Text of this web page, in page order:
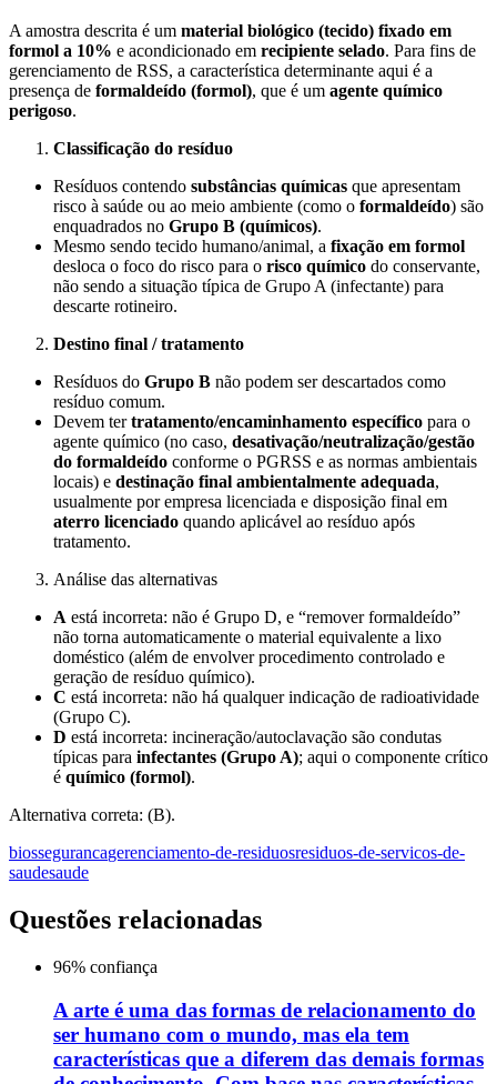
A amostra descrita é um material biológico (tecido) fixado em
formol a 10% e acondicionado em recipiente selado. Para fins de
gerenciamento de RSS, a característica determinante aqui é a
presença de formaldeído (formol), que é um agente químico
perigoso.
Classificação do resíduo
Resíduos contendo substâncias químicas que apresentam
risco à saúde ou ao meio ambiente (como o formaldeído) são
enquadrados no Grupo B (químicos).
Mesmo sendo tecido humano/animal, a fixação em formol
desloca o foco do risco para o risco químico do conservante,
não sendo a situação típica de Grupo A (infectante) para
descarte rotineiro.
Destino final / tratamento
Resíduos do Grupo B não podem ser descartados como
resíduo comum.
Devem tertratamento/encaminhamento específico para o
agente químico (no caso, desativação/neutralização/gestão
do formaldeído conforme o PGRSS e as normas ambientais
locais) e destinação final ambientalmente adequada,
usualmente por empresa licenciada e disposição final em
aterro licenciado quando aplicável ao resíduo após
tratamento.
Análise das alternativas
A está incorreta: não é Grupo D, e “remover formaldeído”
não torna automaticamente o material equivalente a lixo
doméstico (além de envolver procedimento controlado e
geração de resíduo químico).
C está incorreta: não há qualquer indicação de radioatividade
(Grupo C).
D está incorreta: incineração/autoclavação são condutas
típicas para infectantes (Grupo A); aqui o componente crítico
é químico (formol).
Alternativa correta: (B).
biossegurancagerenciamento-de-residuosresiduos-de-servicos-de-
saudesaude
Questões relacionadas
96% confiança
A arte é uma das formas de relacionamento do
ser humano com o mundo, mas ela tem
características que a diferem das demais formas